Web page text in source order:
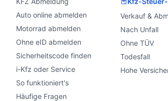
Auto online abmelden
Motorrad abmelden
Ohne eID abmelden
Sicherheitscode finden
i-Kfz oder Service
So funktioniert's
Häufige Fragen
Verkauf &
Nach Unfall
Ohne TÜV
Todesfall
Hohe